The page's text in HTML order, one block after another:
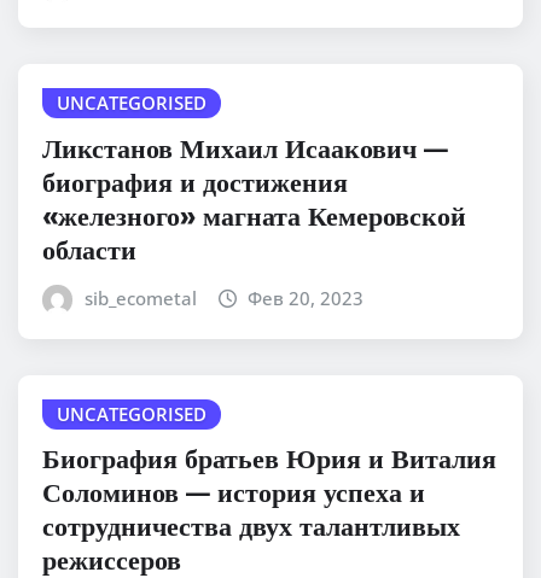
UNCATEGORISED
Ликстанов Михаил Исаакович —
биография и достижения
«железного» магната Кемеровской
области
sib_ecometal Фев 20, 2023
UNCATEGORISED
Биография братьев Юрия и Виталия
Соломинов — история успеха и
сотрудничества двух талантливых
режиссеров